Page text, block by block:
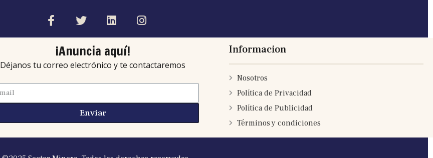
¡Anuncia aquí!
Déjanos tu correo electrónico y te contactaremos
Enviar
Informacion
Nosotros
Política de Privacidad
Política de Publicidad
Términos y condiciones